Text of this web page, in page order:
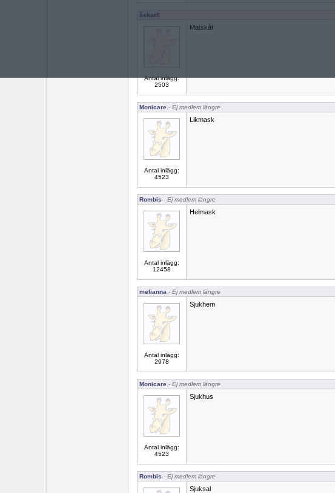
åskarll
Antal inlägg:
2503
Matskål
Monicare - Ej medlem längre
Antal inlägg:
4523
Likmask
Rombis - Ej medlem längre
Antal inlägg:
12458
Helmask
melianna - Ej medlem längre
Antal inlägg:
2978
Sjukhem
Monicare - Ej medlem längre
Antal inlägg:
4523
Sjukhus
Rombis - Ej medlem längre
Sjuksal